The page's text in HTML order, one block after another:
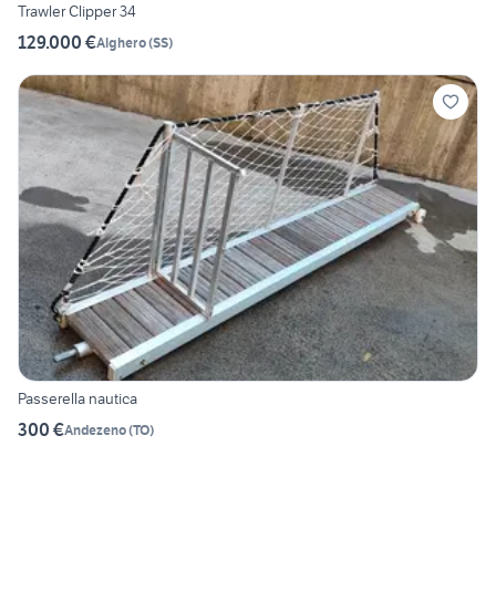
Trawler Clipper 34
129.000 €Alghero(SS)
Passerella nautica
300 €Andezeno(TO)